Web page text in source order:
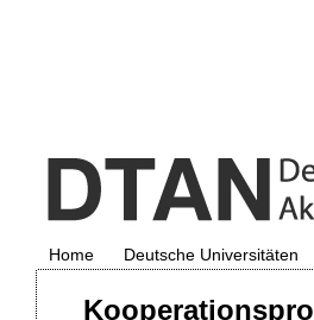
Home Deutsche Universitäten